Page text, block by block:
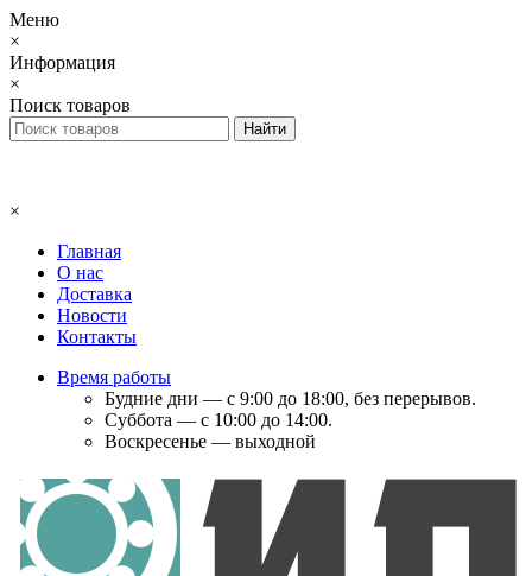
Меню
×
Информация
×
Поиск товаров
×
Главная
О нас
Доставка
Новости
Контакты
Время работы
Будние дни — с 9:00 до 18:00, без перерывов.
Суббота — с 10:00 до 14:00.
Воскресенье — выходной